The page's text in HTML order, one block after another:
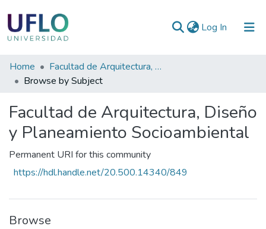
Log In (current)
Communities
&
All of RIUFLO
Home
Facultad de Arquitectura, Diseño y Planeamiento Socioambiental
Browse by Subject
Facultad de Arquitectura, Diseño
y Planeamiento Socioambiental
Permanent URI for this community
https://hdl.handle.net/20.500.14340/849
Browse